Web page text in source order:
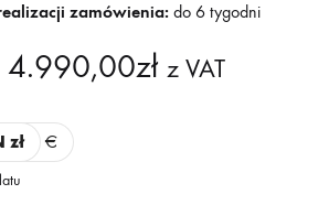
zamówienia:do 6 tygodni
4.990,00zł z VAT
zł €